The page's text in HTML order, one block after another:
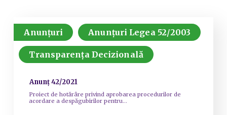
Anunțuri Anunțuri Legea 52/2003
Transparența Decizională
Anunț 42/2021
Proiect de hotărâre privind aprobarea procedurilor de
acordare a despăgubirilor pentru...